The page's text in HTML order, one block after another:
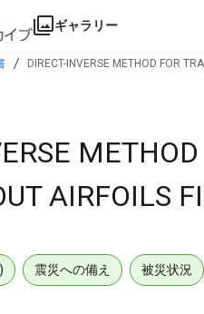
ギャラリー
DIRECT-INVERSE METHOD FOR
AIRFOILS
震災への備え 被災状況